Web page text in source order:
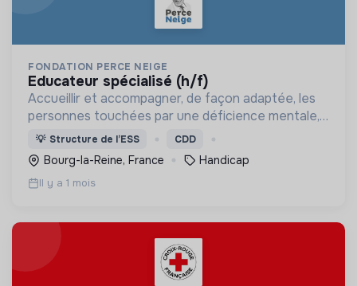
FONDATION PERCE NEIGE
educateur spécialisé (h/f)
Accueillir et accompagner, de façon adaptée, les
personnes touchées par une déficience mentale,
un handicap physique ou psychique
💡 Structure de l’ESS CDD
Bourg-la-Reine, France Handicap
Il y a 1 mois